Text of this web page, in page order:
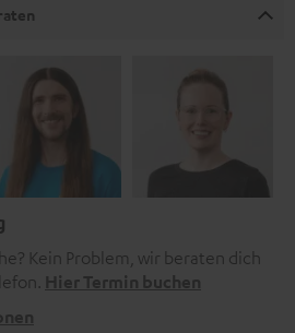
Kein Problem, wir beraten dich
Hier Termin buchen